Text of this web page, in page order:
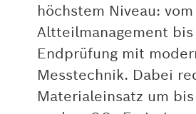
höchstem Niveau:
Altteilmanagement bis
Endprüfung mit
Messtechnik. Dabei
Materialeinsatz um bis